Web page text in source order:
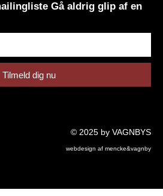
Gå aldrig glip af en
Tilmeld dig nu
© 2025 by VAGNBYS
webdesign af mencke&vagnby